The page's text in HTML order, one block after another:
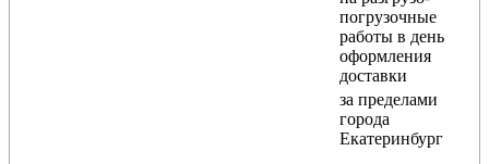
погрузочные
работы в день
оформления
доставки
за пределами
города
Екатеринбург